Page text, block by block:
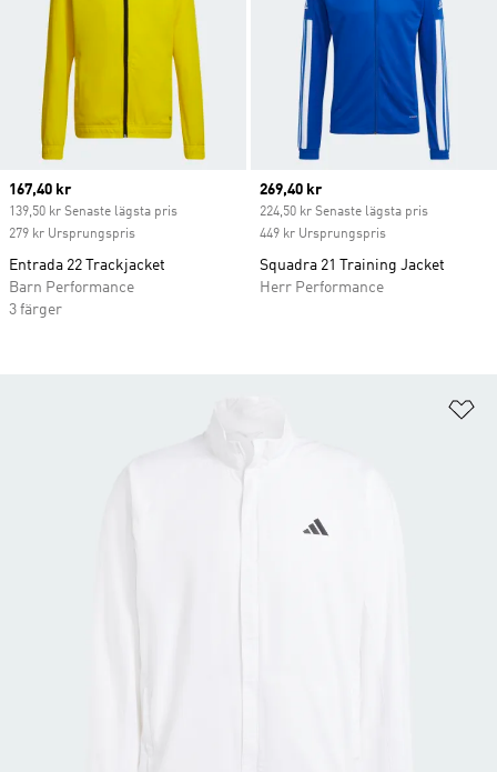
Current price
167,40 kr
139,50 kr Senaste lägsta pris
279 kr Ursprungspris
Entrada 22 Trackjacket
Barn Performance
3 färger
Current price
269,40 kr
224,50 kr Senaste lägsta pris
449 kr Ursprungspris
Squadra 21 Training Jacket
Herr Performance